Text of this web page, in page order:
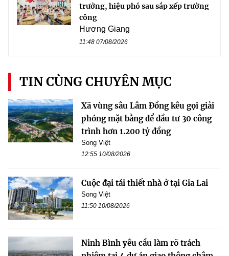
trưởng, hiệu phó sau sắp xếp trường
công
Hương Giang
11:48 07/08/2026
TIN CÙNG CHUYÊN MỤC
Xã vùng sâu Lâm Đồng kêu gọi giải
phóng mặt bằng để đầu tư 30 công
trình hơn 1.200 tỷ đồng
Song Việt
12:55 10/08/2026
Cuộc đại tái thiết nhà ở tại Gia Lai
Song Việt
11:50 10/08/2026
Ninh Bình yêu cầu làm rõ trách